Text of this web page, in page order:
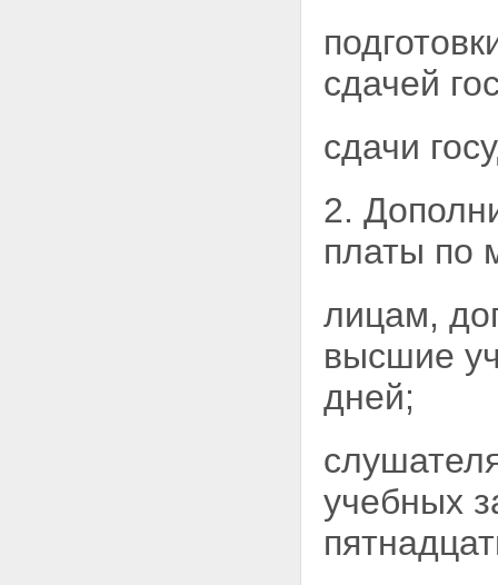
сдачей
сдачи
2.
платы по
лицам,
высшие
дней;
учебных